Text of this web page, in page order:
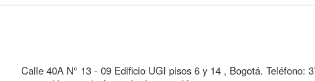
Calle 40A N° 13 - 09 Edificio UGI pisos 6 y 14 , Bogotá. Teléfono: